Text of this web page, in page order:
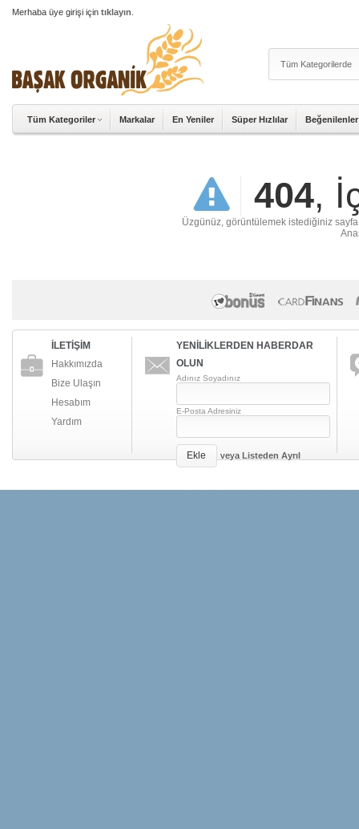
Merhaba üye girişi için tıklayın
Tüm Kategoriler Markalar En Yeniler Süper Hızlılar Beğenilenler
404,
Üzgünüz, görüntülemek istediğiniz
İLETİŞİM
Hakkımızda
Bize Ulaşın
Hesabım
Yardım
YENİLİKLERDEN HABERDAR
OLUN
Adınız Soyadınız
E-Posta Adresiniz
Ekle veya Listeden Ayrıl